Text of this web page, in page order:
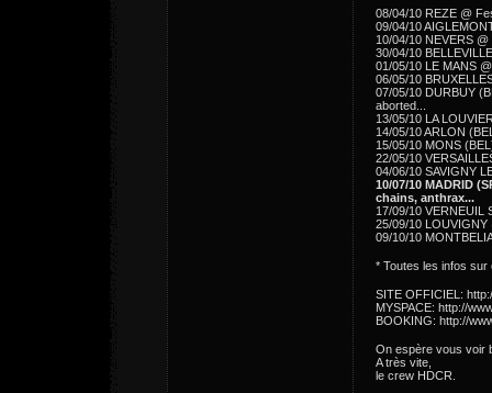
08/04/10 REZE @
09/04/10
10/04/10 NEVERS
30/04/10
01/05/10 LE MANS
06/05/10
07/05/10 DURBUY
aborted...
13/05/10 LA
14/05/10 ARLON
15/05/10 MONS
22/05/10
04/06/10 SAVIGNY
10/07/10 MADRID
chains, anthrax...
17/09/10 VERNEUIL
25/09/10
09/10/10
* Toutes les infos
SITE OFFICIEL:
MYSPACE: http://
BOOKING: http://
On espère vous voir
A très vite,
le crew HDCR.